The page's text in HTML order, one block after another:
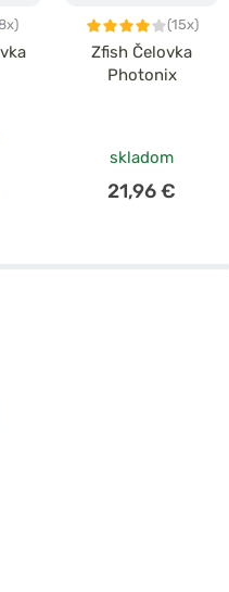
(15x)
Zfish Čelovka
Photonix
skladom
21,96 €